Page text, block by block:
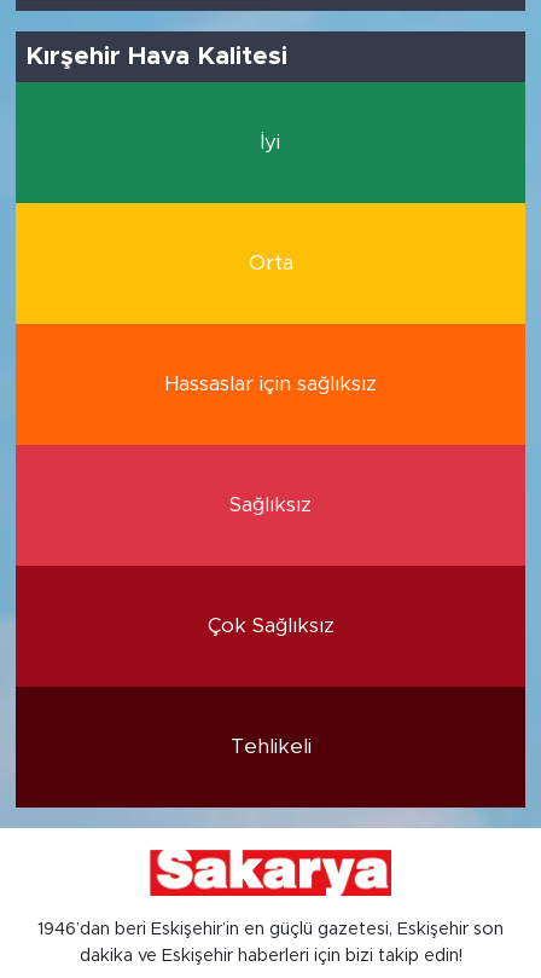
Kırşehir Hava Kalitesi
İyi
Orta
Hassaslar için sağlıksız
Sağlıksız
Çok Sağlıksız
Tehlikeli
1946’dan beri Eskişehir’in en güçlü gazetesi, Eskişehir son
dakika ve Eskişehir haberleri için bizi takip edin!